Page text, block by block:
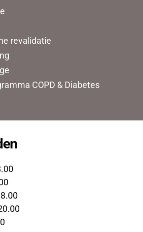
revalidatie
COPD & Diabetes